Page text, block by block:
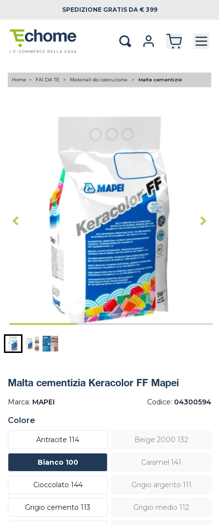
SPEDIZIONE GRATIS DA € 399
Home FAI DA TE Materiali da costruzione Malte cementizie
Malta cementizia Keracolor FF Mapei
Marca: MAPEI Codice: 04300594
Colore
Antracite 114 Beige 2000 132
Bianco 100 Caramel 141
Cioccolato 144 Grigio argento 111
Grigio cemento 113 Grigio medio 112